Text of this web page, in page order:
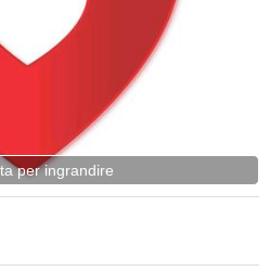
per ingrandire